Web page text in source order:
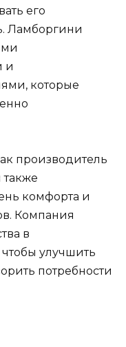
его
Ламборгини
и
которые
производитель
также
комфорта и
Компания
в
улучшить
потребности